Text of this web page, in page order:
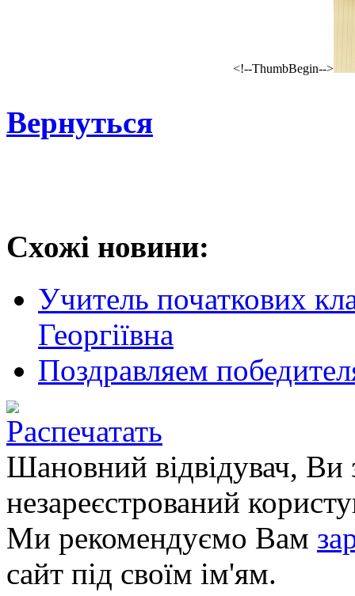
<!--ThumbBegin-->
Вернуться
Схожі новини:
Учитель початкових
Георгіївна
Поздравляем
Шановний відвідувач, Ви
незареєстрований
Ми рекомендуємо Вам
сайт під своїм ім'ям.